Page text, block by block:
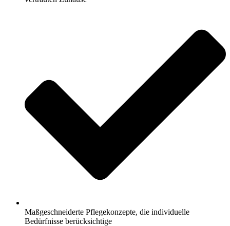
Maßgeschneiderte Pflegekonzepte, die individuelle
Bedürfnisse berücksichtige